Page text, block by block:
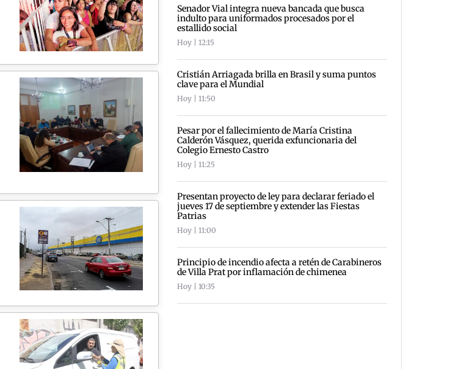
Senador Vial integra nueva bancada que busca
indulto para uniformados procesados por el
estallido social
Hoy | 12:15
Cristián Arriagada brilla en Brasil y suma puntos
clave para el Mundial
Hoy | 11:50
Pesar por el fallecimiento de María Cristina
Calderón Vásquez, querida exfuncionaria del
Colegio Ernesto Castro
Hoy | 11:25
Presentan proyecto de ley para declarar feriado el
jueves 17 de septiembre y extender las Fiestas
Patrias
Hoy | 11:00
Principio de incendio afecta a retén de Carabineros
de Villa Prat por inflamación de chimenea
Hoy | 10:35